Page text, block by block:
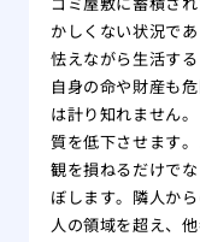
かしくない状況で
怯えながら生活す
自身の命や財産も
は計り知れません
質を低下させます
観を損ねるだけで
ぼします。隣人か
人の領域を超え、